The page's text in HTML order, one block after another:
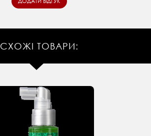
СХОЖІ ТОВАРИ: